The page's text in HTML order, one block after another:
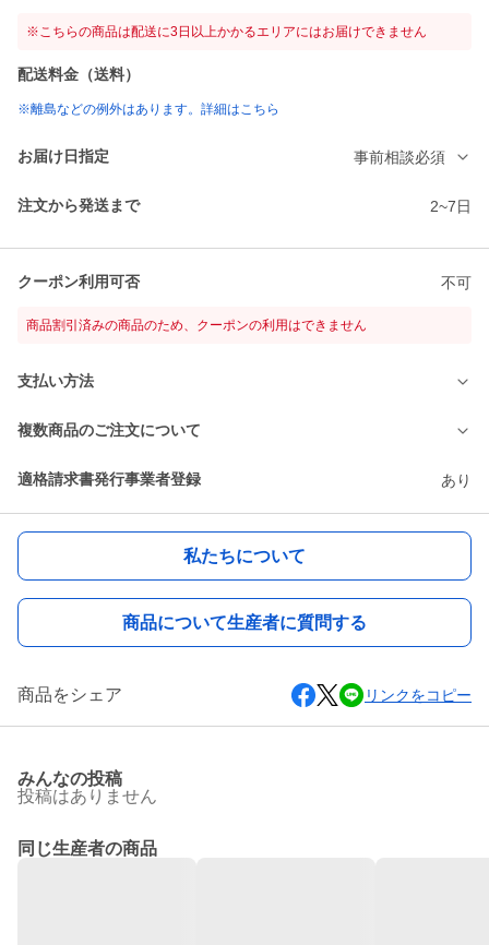
※こちらの商品は配送に3日以上かかるエリアにはお届けできません
配送料金（送料）
※離島などの例外はあります。詳細はこちら
お届け日指定 事前相談必須
注文から発送まで 2~7日
クーポン利用可否 不可
商品割引済みの商品のため、クーポンの利用はできません
支払い方法
複数商品のご注文について
適格請求書発行事業者登録 あり
私たちについて
商品について生産者に質問する
商品をシェア リンクをコピー
みんなの投稿
投稿はありません
同じ生産者の商品